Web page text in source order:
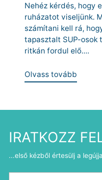
Nehéz kérdés, hogy
ruházatot viseljünk.
számítani kell rá,
tapasztalt SUP-osok
ritkán fordul elő....
Olvass tovább
IRATKOZZ
...első kézből értesülj a